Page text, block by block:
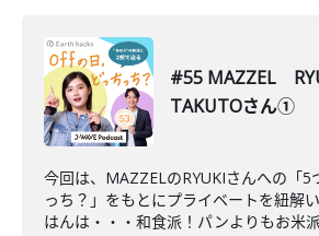
#55 MAZZEL
TAKUTOさん①
今回は、MAZZELのRYUKIさんへの「5
っち？」をもとにプライベートを紐解
はんは・・・和食派！パンよりもお米派